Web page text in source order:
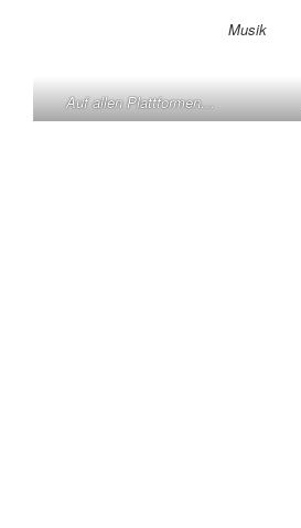
Musik
Auf allen Plattformen…